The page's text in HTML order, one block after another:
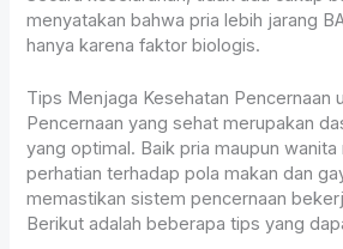
menyatakan bahwa pria lebih jarang
hanya karena faktor biologis.
Tips Menjaga Kesehatan Pencernaan
Pencernaan yang sehat merupakan
yang optimal. Baik pria maupun wanita
perhatian terhadap pola makan dan
memastikan sistem pencernaan
Berikut adalah beberapa tips yang